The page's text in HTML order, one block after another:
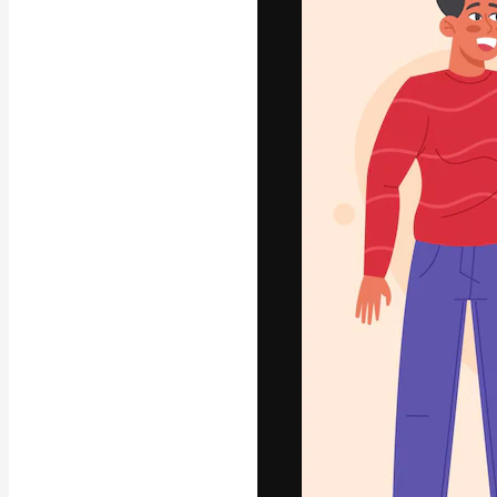
La plateforme
vos meilleurs
d’abonnés :
studios.
Français
Copyright © 2010-